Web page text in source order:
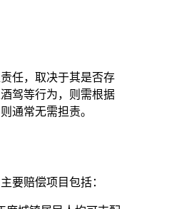
任，取决于其是否存
驾等行为，则需根据
通常无需担责。
要赔偿项目包括：